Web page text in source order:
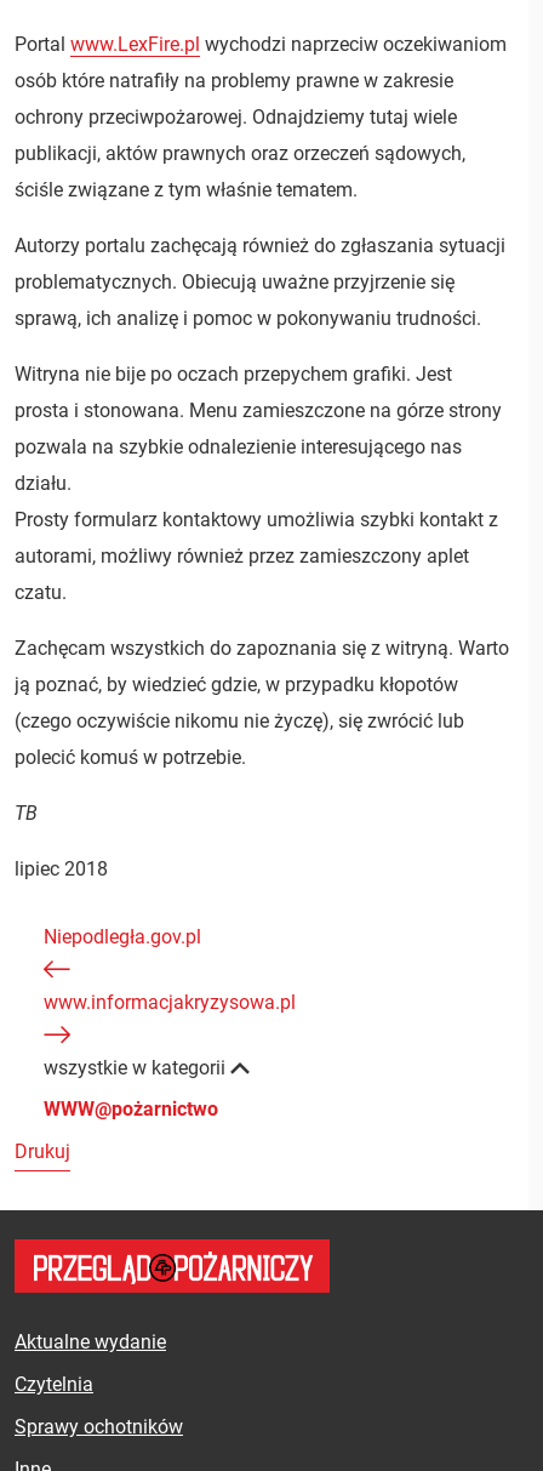
Portal www.LexFire.pl wychodzi naprzeciw oczekiwaniom
osób które natrafiły na problemy prawne w zakresie
ochrony przeciwpożarowej. Odnajdziemy tutaj wiele
publikacji, aktów prawnych oraz orzeczeń sądowych,
ściśle związane z tym właśnie tematem.
Autorzy portalu zachęcają również do zgłaszania sytuacji
problematycznych. Obiecują uważne przyjrzenie się
sprawą, ich analizę i pomoc w pokonywaniu trudności.
Witryna nie bije po oczach przepychem grafiki. Jest
prosta i stonowana. Menu zamieszczone na górze strony
pozwala na szybkie odnalezienie interesującego nas
działu.
Prosty formularz kontaktowy umożliwia szybki kontakt z
autorami, możliwy również przez zamieszczony aplet
czatu.
Zachęcam wszystkich do zapoznania się z witryną. Warto
ją poznać, by wiedzieć gdzie, w przypadku kłopotów
(czego oczywiście nikomu nie życzę), się zwrócić lub
polecić komuś w potrzebie.
TB
lipiec 2018
Niepodległa.gov.pl
wszystkie w kategorii
WWW@pożarnictwo
www.informacjakryzysowa.pl
Drukuj
Aktualne wydanie
Czytelnia
Sprawy ochotników